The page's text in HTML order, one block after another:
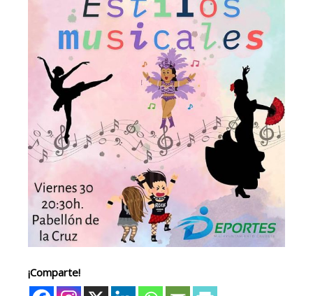
¡Comparte!